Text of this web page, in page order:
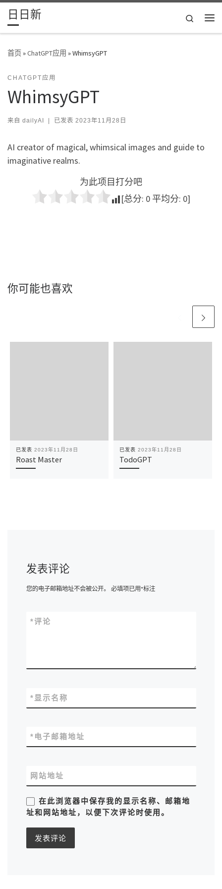
Skip to content
日日新
Search
首页»ChatGPT应用 »WhimsyGPT
CHATGPT应用
WhimsyGPT
来自 dailyAI | 已发表 2023年11月28日
AI creator of magical, whimsical images and guide to
imaginative realms.
为此项目打分吧
[总分: 0 平均分: 0]
你可能也喜欢
已发表 2023年11月28日
Roast Master
已发表 2023年11月28日
TodoGPT
发表评论
您的电子邮箱地址不会被公开。 必填项已用*标注
评论
*
显示名称
*
电子邮箱地址
*
网站地址
在此浏览器中保存我的显示名称、邮箱地
址和网站地址，以便下次评论时使用。